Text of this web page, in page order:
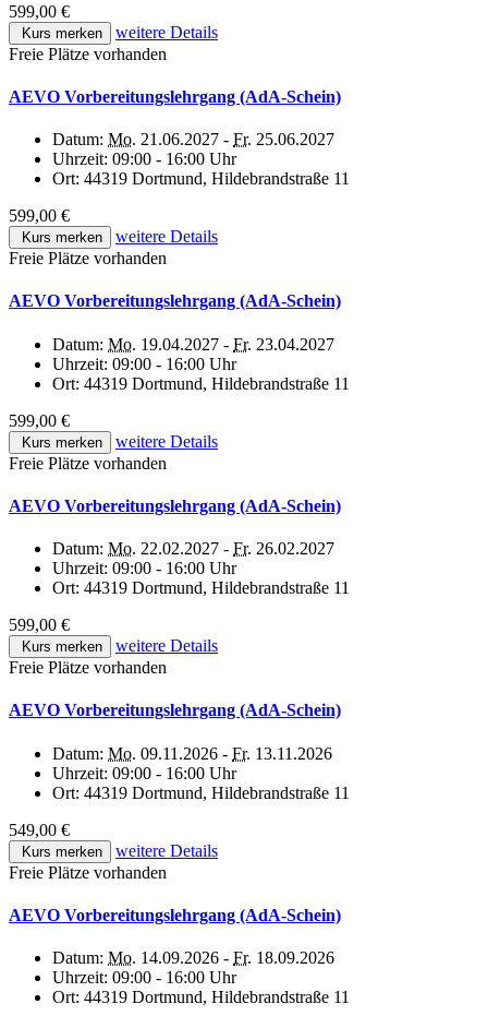
599,00 €
Kurs merken
weitere Details
Freie Plätze vorhanden
AEVO Vorbereitungslehrgang (AdA-Schein)
Datum: Mo. 21.06.2027 - Fr. 25.06.2027
Uhrzeit: 09:00 - 16:00 Uhr
Ort: 44319 Dortmund, Hildebrandstraße 11
599,00 €
Kurs merken
weitere Details
Freie Plätze vorhanden
AEVO Vorbereitungslehrgang (AdA-Schein)
Datum: Mo. 19.04.2027 - Fr. 23.04.2027
Uhrzeit: 09:00 - 16:00 Uhr
Ort: 44319 Dortmund, Hildebrandstraße 11
599,00 €
Kurs merken
weitere Details
Freie Plätze vorhanden
AEVO Vorbereitungslehrgang (AdA-Schein)
Datum: Mo. 22.02.2027 - Fr. 26.02.2027
Uhrzeit: 09:00 - 16:00 Uhr
Ort: 44319 Dortmund, Hildebrandstraße 11
599,00 €
Kurs merken
weitere Details
Freie Plätze vorhanden
AEVO Vorbereitungslehrgang (AdA-Schein)
Datum: Mo. 09.11.2026 - Fr. 13.11.2026
Uhrzeit: 09:00 - 16:00 Uhr
Ort: 44319 Dortmund, Hildebrandstraße 11
549,00 €
Kurs merken
weitere Details
Freie Plätze vorhanden
AEVO Vorbereitungslehrgang (AdA-Schein)
Datum: Mo. 14.09.2026 - Fr. 18.09.2026
Uhrzeit: 09:00 - 16:00 Uhr
Ort: 44319 Dortmund, Hildebrandstraße 11